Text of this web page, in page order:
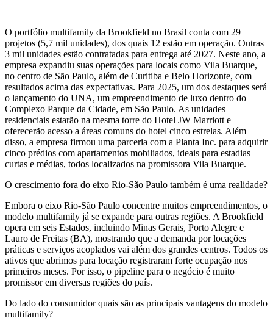
O portfólio multifamily da Brookfield no Brasil conta com 29
projetos (5,7 mil unidades), dos quais 12 estão em operação. Outras
3 mil unidades estão contratadas para entrega até 2027. Neste ano, a
empresa expandiu suas operações para locais como Vila Buarque,
no centro de São Paulo, além de Curitiba e Belo Horizonte, com
resultados acima das expectativas. Para 2025, um dos destaques será
o lançamento do UNA, um empreendimento de luxo dentro do
Complexo Parque da Cidade, em São Paulo. As unidades
residenciais estarão na mesma torre do Hotel JW Marriott e
oferecerão acesso a áreas comuns do hotel cinco estrelas. Além
disso, a empresa firmou uma parceria com a Planta Inc. para adquirir
cinco prédios com apartamentos mobiliados, ideais para estadias
curtas e médias, todos localizados na promissora Vila Buarque.
O crescimento fora do eixo Rio-São Paulo também é uma realidade?
Embora o eixo Rio-São Paulo concentre muitos empreendimentos, o
modelo multifamily já se expande para outras regiões. A Brookfield
opera em seis Estados, incluindo Minas Gerais, Porto Alegre e
Lauro de Freitas (BA), mostrando que a demanda por locações
práticas e serviços acoplados vai além dos grandes centros. Todos os
ativos que abrimos para locação registraram forte ocupação nos
primeiros meses. Por isso, o pipeline para o negócio é muito
promissor em diversas regiões do país.
Do lado do consumidor quais são as principais vantagens do modelo
multifamily?